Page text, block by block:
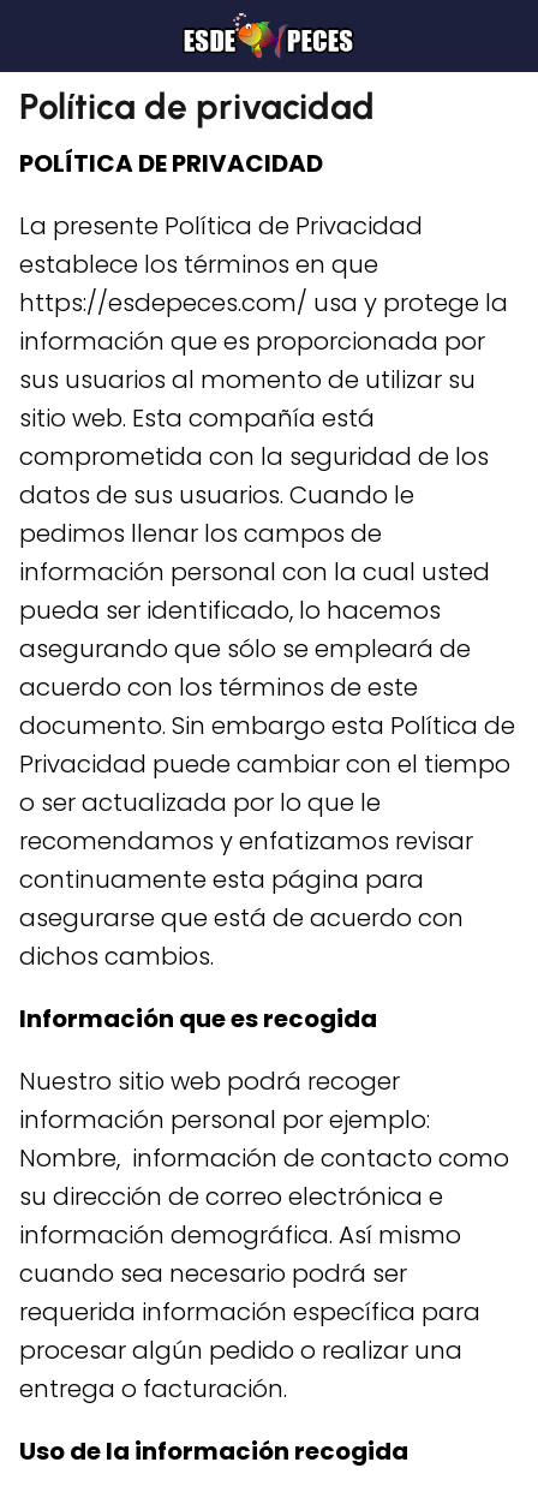
Política de privacidad
POLÍTICA DE PRIVACIDAD
La presente Política de Privacidad
establece los términos en que
https://esdepeces.com/ usa y protege la
información que es proporcionada por
sus usuarios al momento de utilizar su
sitio web. Esta compañía está
comprometida con la seguridad de los
datos de sus usuarios. Cuando le
pedimos llenar los campos de
información personal con la cual usted
pueda ser identificado, lo hacemos
asegurando que sólo se empleará de
acuerdo con los términos de este
documento. Sin embargo esta Política de
Privacidad puede cambiar con el tiempo
o ser actualizada por lo que le
recomendamos y enfatizamos revisar
continuamente esta página para
asegurarse que está de acuerdo con
dichos cambios.
Información que es recogida
Nuestro sitio web podrá recoger
información personal por ejemplo:
Nombre, información de contacto como
su dirección de correo electrónica e
información demográfica. Así mismo
cuando sea necesario podrá ser
requerida información específica para
procesar algún pedido o realizar una
entrega o facturación.
Uso de la información recogida